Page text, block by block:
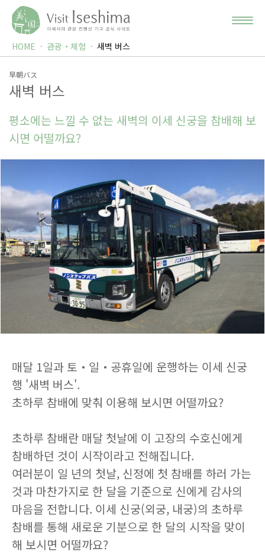
HOME 관광・체험 새벽 버스
早朝バス
새벽 버스
평소에는 느낄 수 없는 새벽의 이세 신궁을 참배해 보
시면 어떨까요?
매달 1일과 토・일・공휴일에 운행하는 이세 신궁
행 '새벽 버스'.
초하루 참배에 맞춰 이용해 보시면 어떨까요?
초하루 참배란 매달 첫날에 이 고장의 수호신에게
참배하던 것이 시작이라고 전해집니다.
여러분이 일 년의 첫날, 신정에 첫 참배를 하러 가는
것과 마찬가지로 한 달을 기준으로 신에게 감사의
마음을 전합니다. 이세 신궁(외궁, 내궁)의 초하루
참배를 통해 새로운 기분으로 한 달의 시작을 맞이
해 보시면 어떨까요?